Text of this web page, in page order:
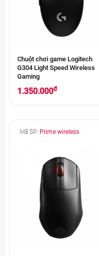
Chuột chơi game Logitech
G304 Light Speed Wireless
Gaming
1.350.000đ
Mã SP: Prime wireless